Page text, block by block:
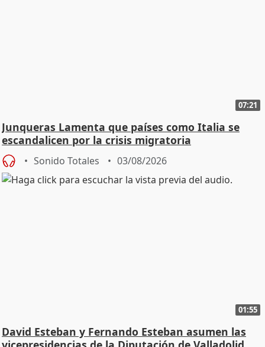
07:21
Junqueras Lamenta que países como Italia se
escandalicen por la crisis migratoria
Sonido Totales 03/08/2026
01:55
David Esteban y Fernando Esteban asumen las